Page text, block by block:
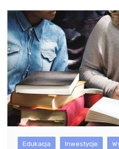
Edukacja Inwestycje